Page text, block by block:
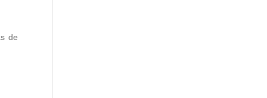
de